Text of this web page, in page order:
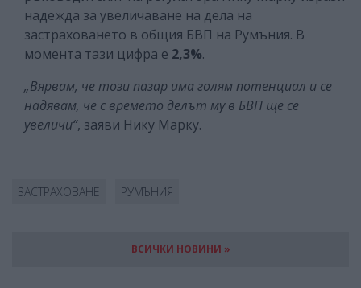
надежда за увеличаване на дела на
застраховането в общия БВП на Румъния. В
момента тази цифра е 2,3%.
„Вярвам, че този пазар има голям потенциал и се
надявам, че с времето делът му в БВП ще се
увеличи“, заяви Нику Марку.
ЗАСТРАХОВАНЕ РУМЪНИЯ
ВСИЧКИ НОВИНИ »